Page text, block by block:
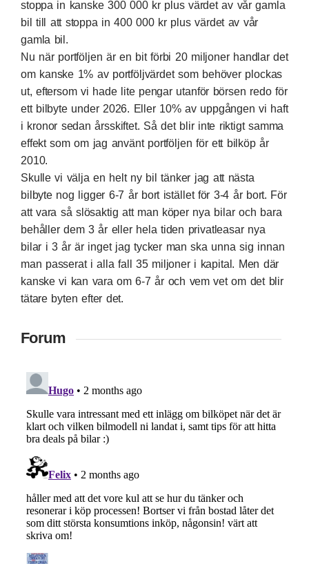
stoppa in kanske 300 000 kr plus värdet av vår gamla
bil till att stoppa in 400 000 kr plus värdet av vår
gamla bil.
Nu när portföljen är en bit förbi 20 miljoner handlar det
om kanske 1% av portföljvärdet som behöver plockas
ut, eftersom vi hade lite pengar utanför börsen redo för
ett bilbyte under 2026. Eller 10% av uppgången vi haft
i kronor sedan årsskiftet. Så det blir inte riktigt samma
effekt som om jag använt portföljen för ett bilköp år
2010.
Skulle vi välja en helt ny bil tänker jag att nästa
bilbyte nog ligger 6-7 år bort istället för 3-4 år bort. För
att vara så slösaktig att man köper nya bilar och bara
behåller dem 3 år eller hela tiden privatleasar nya
bilar i 3 år är inget jag tycker man ska unna sig innan
man passerat i alla fall 35 miljoner i kapital. Men där
kanske vi kan vara om 6-7 år och vem vet om det blir
tätare byten efter det.
Forum